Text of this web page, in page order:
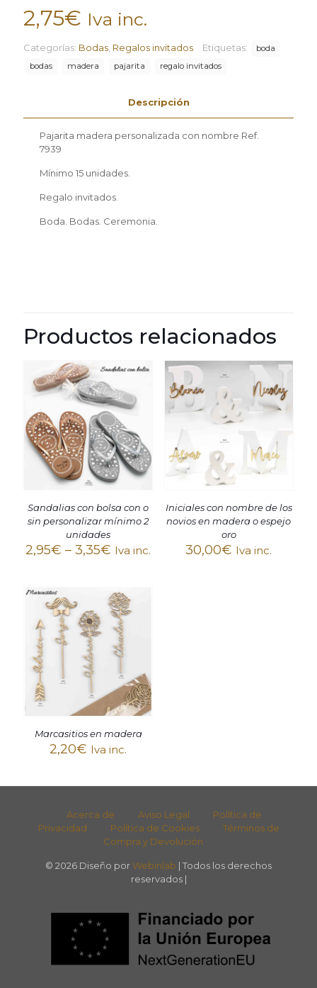
2,75€ Iva inc.
Categorías: Bodas, Regalos invitados Etiquetas:
boda
bodas
madera pajarita regalo invitados
Descripción
Pajarita madera personalizada con nombre Ref.
7939
Mínimo 15 unidades.
Regalo invitados.
Boda. Bodas. Ceremonia.
Productos relacionados
Sandalias con bolsa con o
sin personalizar mínimo 2
unidades
2,95€ –3,35€ Iva inc.
Iniciales con nombre de los
novios en madera o espejo
oro
30,00€ Iva inc.
Marcasitios en madera
2,20€ Iva inc.
Acerca de Aviso Legal
Política de
Privacidad
Política de Cookies
Términos de
Compra y Devolución
© 2026 Diseño por Webinlab | Todos los derechos
reservados |